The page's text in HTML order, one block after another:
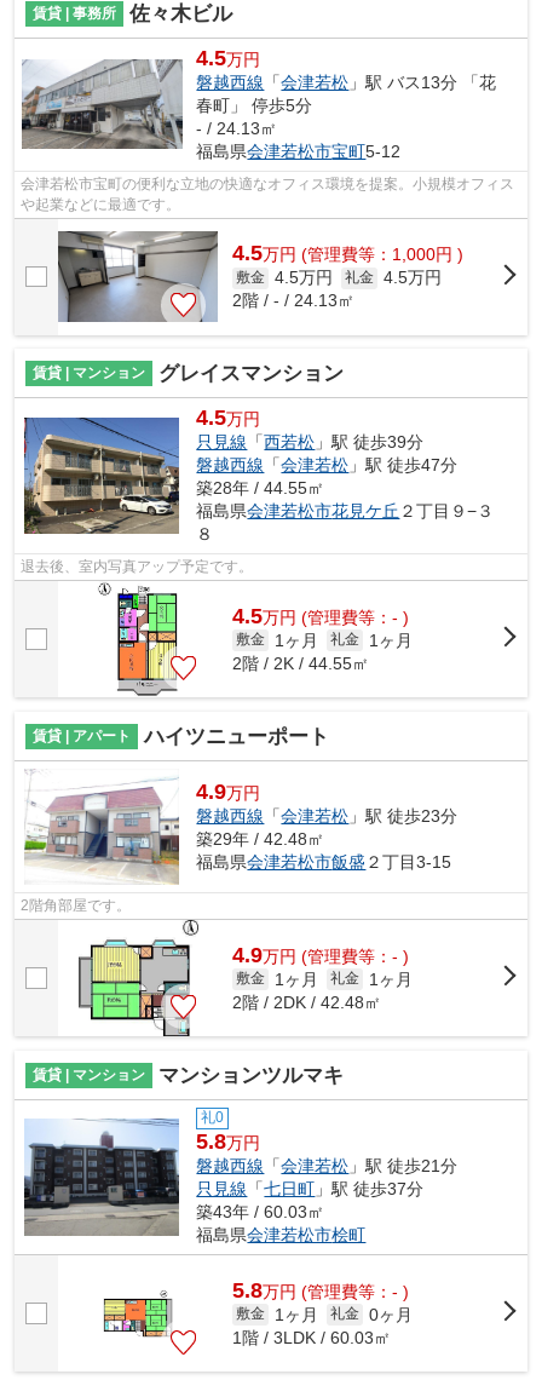
賃貸 | 事務所 佐々木ビル
4.5万円
磐越西線 「会津若松 」駅 バス13分 「花
春町」 停歩5分
- / 24.13㎡
福島県会津若松市宝町5-12
会津若松市宝町の便利な立地の快適なオフィス環境を提案。小規模オフィス
や起業などに最適です。
4.5万円 (管理費等：1,000円 )
敷金 4.5万円 礼金 4.5万円
2階 / - / 24.13㎡
賃貸 | マンション グレイスマンション
4.5万円
只見線 「西若松 」駅 徒歩39分
磐越西線 「会津若松 」駅 徒歩47分
築28年 / 44.55㎡
福島県会津若松市花見ケ丘 ２丁目９−３
８
退去後、室内写真アップ予定です。
4.5万円 (管理費等：- )
敷金 1ヶ月 礼金
1ヶ月
2階 / 2K / 44.55㎡
賃貸 | アパート ハイツニューポート
4.9万円
磐越西線 「会津若松 」駅 徒歩23分
築29年 / 42.48㎡
福島県会津若松市飯盛 ２丁目3-15
2階角部屋です。
4.9万円 (管理費等：- )
敷金 1ヶ月 礼金
1ヶ月
2階 / 2DK / 42.48㎡
賃貸 | マンション マンションツルマキ
礼0
5.8万円
磐越西線 「会津若松 」駅 徒歩21分
只見線 「七日町 」駅 徒歩37分
築43年 / 60.03㎡
福島県会津若松市桧町
5.8万円 (管理費等：- )
敷金 1ヶ月 礼金 0ヶ月
1階 / 3LDK / 60.03㎡